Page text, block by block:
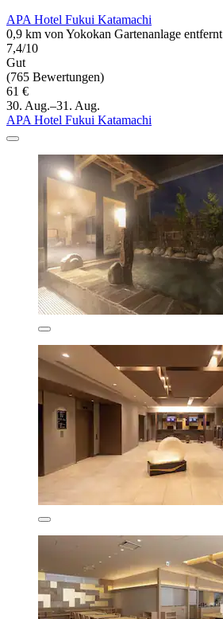
APA Hotel Fukui Katamachi
0,9 km von Yokokan Gartenanlage entfernt
7,4/10
Gut
(765 Bewertungen)
61 €
30. Aug.–31. Aug.
APA Hotel Fukui Katamachi